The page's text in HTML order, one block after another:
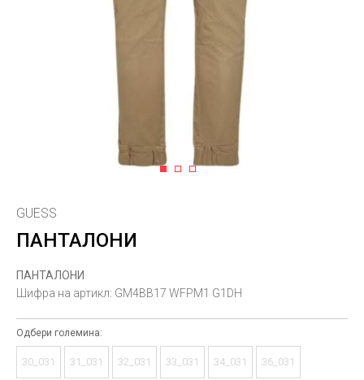
1 2 3
GUESS
ПАНТАЛОНИ
ПАНТАЛОНИ
Шифра на артикл: GM4BB17 WFPM1 G1DH
Одбери големина:
30_031 31_031 32_031 33_031 34_031 36_031